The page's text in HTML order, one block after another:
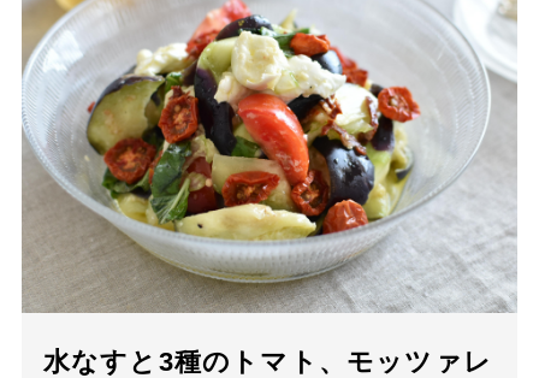
水なすと3種のトマト、モッツァレ